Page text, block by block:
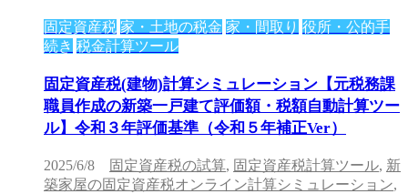
固定資産税 家・土地の税金 家・間取り 役所・公的手
続き 税金計算ツール
固定資産税(建物)計算シミュレーション【元税務課
職員作成の新築一戸建て評価額・税額自動計算ツー
ル】令和３年評価基準（令和５年補正Ver）
2025/6/8 固定資産税の試算, 固定資産税計算ツール, 新
築家屋の固定資産税オンライン計算シミュレーション,